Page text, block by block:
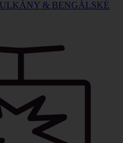
& BENGÁLSKÉ